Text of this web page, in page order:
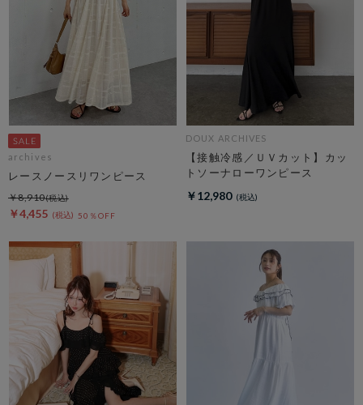
archives
レースノースリワンピース
￥4,455 50％OFF
￥8,910
DOUX ARCHIVES
【接触冷感／ＵＶカット】カッ
トソーナローワンピース
￥12,980